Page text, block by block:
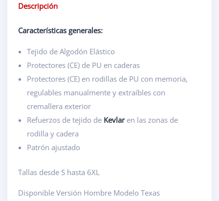
Descripción
Características generales:
Tejido de Algodón Elástico
Protectores (CE) de PU en caderas
Protectores (CE) en rodillas de PU con memoria,
regulables manualmente y extraíbles con
cremallera exterior
Refuerzos de tejido de Kevlaren las zonas de
rodilla y cadera
Patrón ajustado
Tallas desde S hasta 6XL
Disponible Versión Hombre Modelo Texas